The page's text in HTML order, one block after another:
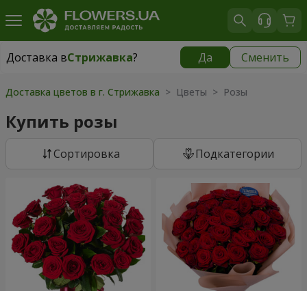
Доставка вСтрижавка? Да Сменить
Доставка вСтрижавка|
Доставка цветов в г. Стрижавка > Цветы > Розы
Купить розы
Cортировка Подкатегории